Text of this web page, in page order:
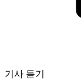
기사 듣기